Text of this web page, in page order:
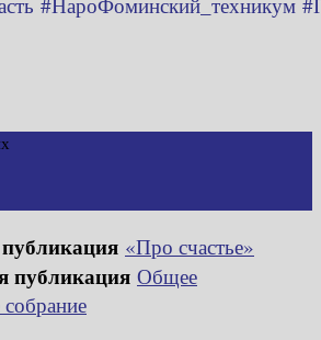
«Про счастье»
публикация Общее
собрание